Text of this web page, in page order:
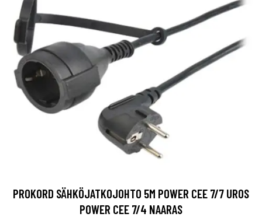
PROKORD SÄHKÖJATKOJOHTO 5M POWER CEE 7/7 UROS
POWER CEE 7/4 NAARAS